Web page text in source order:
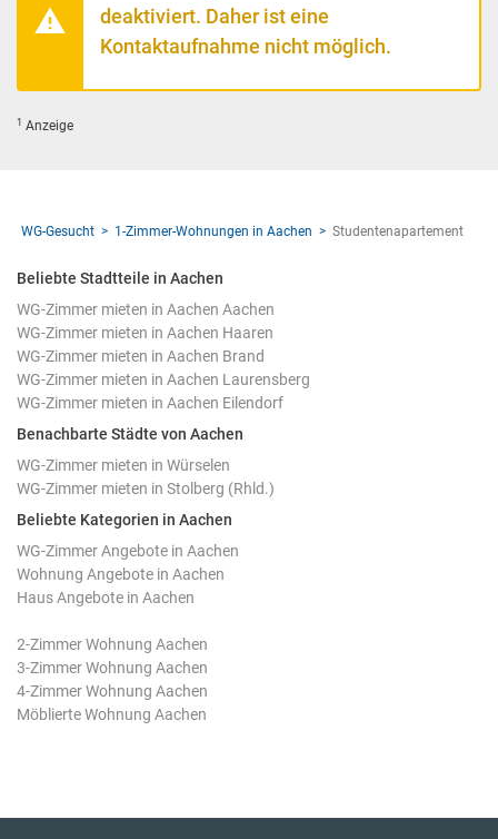
deaktiviert. Daher ist eine
Kontaktaufnahme nicht möglich.
1 Anzeige
WG-Gesucht 1-Zimmer-Wohnungen in Aachen Studentenapartement
Beliebte Stadtteile in Aachen
WG-Zimmer mieten in Aachen Aachen
WG-Zimmer mieten in Aachen Haaren
WG-Zimmer mieten in Aachen Brand
WG-Zimmer mieten in Aachen Laurensberg
WG-Zimmer mieten in Aachen Eilendorf
Benachbarte Städte von Aachen
WG-Zimmer mieten in Würselen
WG-Zimmer mieten in Stolberg (Rhld.)
Beliebte Kategorien in Aachen
WG-Zimmer Angebote in Aachen
Wohnung Angebote in Aachen
Haus Angebote in Aachen
2-Zimmer Wohnung Aachen
3-Zimmer Wohnung Aachen
4-Zimmer Wohnung Aachen
Möblierte Wohnung Aachen